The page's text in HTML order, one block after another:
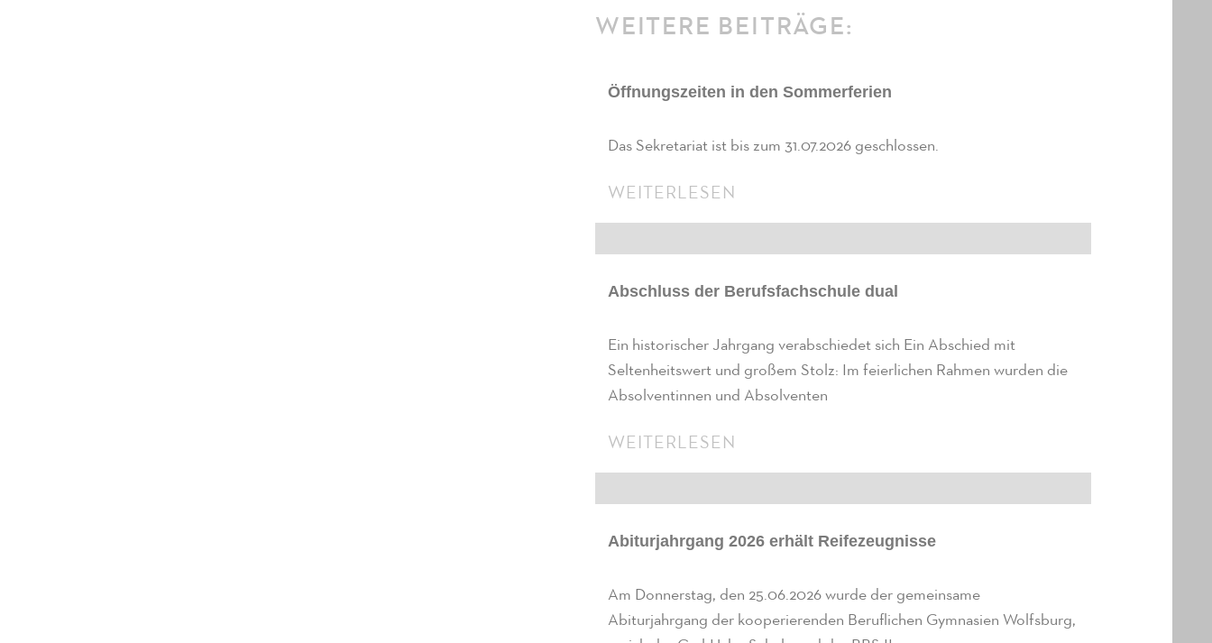
WEITERE BEITRÄGE:
Öffnungszeiten in den Sommerferien
Das Sekretariat ist bis zum 31.07.2026 geschlossen.
WEITERLESEN
Abschluss der Berufsfachschule dual
Ein historischer Jahrgang verabschiedet sich Ein Abschied mit
Seltenheitswert und großem Stolz: Im feierlichen Rahmen wurden die
Absolventinnen und Absolventen
WEITERLESEN
Abiturjahrgang 2026 erhält Reifezeugnisse
Am Donnerstag, den 25.06.2026 wurde der gemeinsame
Abiturjahrgang der kooperierenden Beruflichen Gymnasien Wolfsburg,